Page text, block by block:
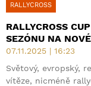
RALLYCROSS
RALLYCROSS
SEZÓNU NA
07.11.2025 | 16:23
Světový, evropský,
vítěze, nicméně